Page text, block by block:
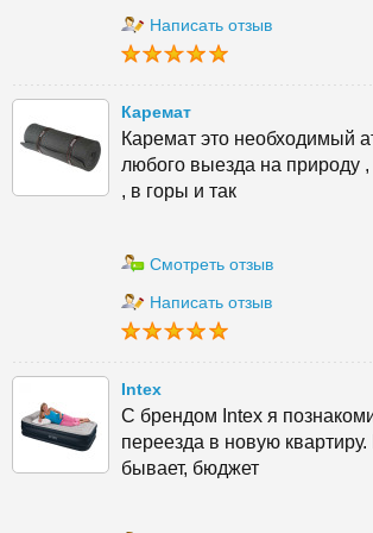
Написать отзыв
Каремат
Каремат это необходимый
любого выезда на природу ,
, в горы и так
Смотреть отзыв
Написать отзыв
Intex
С брендом Intex я
переезда в новую
бывает, бюджет